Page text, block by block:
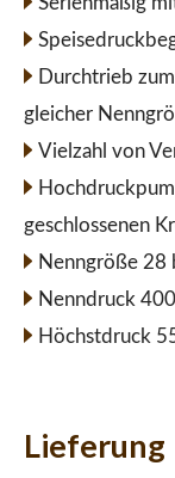
Durchtrieb
gleicher
Vielzahl von
geschlossenen
Nenngröße 28
Nenndruck
Höchstdruck
Lieferung